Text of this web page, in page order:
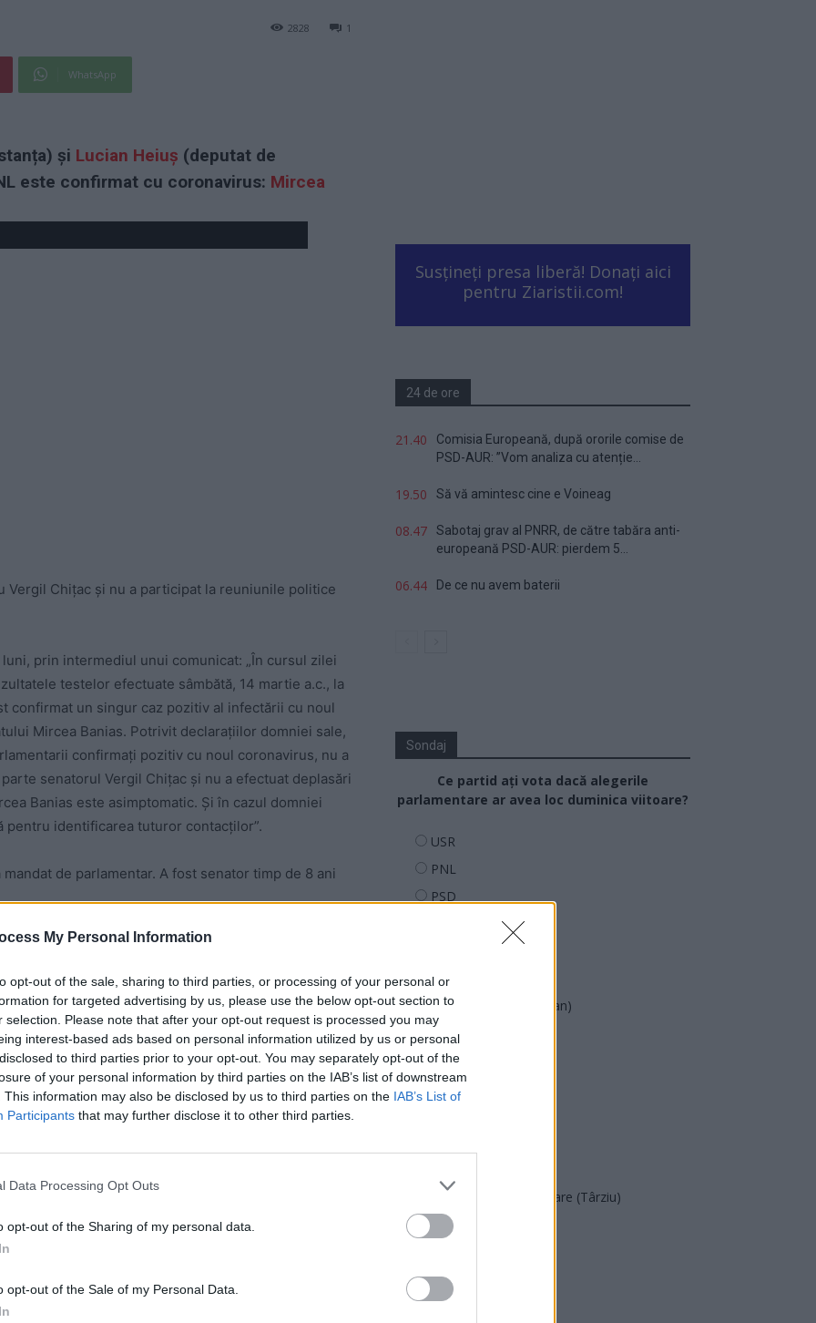
My Personal Information
opt-out of the sale, sharing to third parties, or processing of your personal or
for targeted advertising by us, please use the below opt-out section to
selection. Please note that after your opt-out request is processed you may
interest-based ads based on personal information utilized by us or personal
to third parties prior to your opt-out. You may separately opt-out of the
of your personal information by third parties on the IAB’s list of downstream
This information may also be disclosed by us to third parties on the IAB’s List of
Participants that may further disclose it to other third parties.
Data Processing Opt Outs
opt-out of the Sharing of my personal data.
opt-out of the Sale of my Personal Data.
1
2828
WhatsApp
și Lucian Heiuș (deputat de
este confirmat cu coronavirus: Mircea
Vergil Chițac și nu a participat la reuniunile politice
prin intermediul unui comunicat: „În cursul zilei
testelor efectuate sâmbătă, 14 martie a.c., la
confirmat un singur caz pozitiv al infectării cu noul
Mircea Banias. Potrivit declarațiilor domniei sale,
confirmați pozitiv cu noul coronavirus, nu a
senatorul Vergil Chițac și nu a efectuat deplasări
Banias este asimptomatic. Și în cazul domniei
pentru identificarea tuturor contacților”.
de parlamentar. A fost senator timp de 8 ani
-
politic. El a trecut prin 5 partide în 8 ani:
Susțineți presa liberă! Donați aici
pentru Ziaristii.com!
24 de ore
21.40
Comisia Europeană, după ororile comise de
PSD-AUR: ”Vom analiza cu atenție...
19.50 Să vă amintesc cine e Voineag
08.47
Sabotaj grav al PNRR, de către tabăra anti-
europeană PSD-AUR: pierdem 5...
06.44 De ce nu avem baterii
Sondaj
Ce partid ați vota dacă alegerile
parlamentare ar avea loc duminica viitoare?
USR
PNL
PSD
PMP (Tomac)
Forța Dreptei (L. Orban)
PNȚMM
REPER
SENS
Acțiunea Conservatoare (Târziu)
PDF (Lazarus)
PNȚCD (Pavelescu)
PNCR (Terheș)